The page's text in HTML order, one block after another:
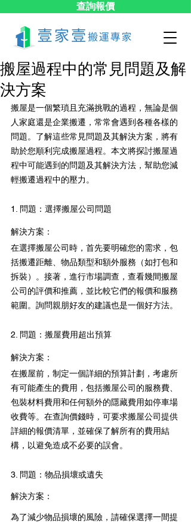
查詢報價
搬屋過程中的常見問題及解
決方案
搬屋是一個繁瑣且充滿挑戰的過程，無論是個
人家庭還是企業搬遷，常常會遇到各種各樣的
問題。了解這些常見問題及其解決方案，將有
助於您順利完成搬屋過程。本文將探討搬屋過
程中可能遇到的問題及其解決方法，幫助您減
輕搬遷過程中的壓力。
1. 問題：選擇搬屋公司問題
解決方案：
在選擇搬屋公司時，首先要明確您的需求，包
括搬遷距離、物品類型和額外服務（如打包和
拆裝）。接著，進行市場調查，查看幾間搬屋
公司的評價和推薦，並比較它們的報價和服務
範圍。詢問親朋好友的建議也是一個好方法。
2. 問題：搬屋費用超出預算
解決方案：
在搬屋前，制定一個詳細的預算計劃，考慮所
有可能產生的費用，包括搬屋公司的服務費、
包裝材料費用和任何額外的隱藏費用如停車場
收費等。在查詢價錢時，可要求搬屋公司提供
詳細的報價清單，並確保了解所有的費用結
構，以避免造成不必要的誤會。
3. 問題：物品損壞或遺失
解決方案：
為了減少物品損壞的風險，請確保選擇一間提